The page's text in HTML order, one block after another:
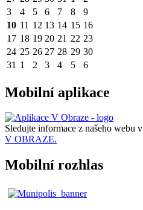
3
4 5 6 7 8
9
10 11 12 13 14 15 16
17 18 19 20 21 22 23
24 25 26 27 28 29 30
31 1 2 3 4 5 6
Mobilní aplikace
Sledujte informace z našeho webu v
V OBRAZE.
Mobilní rozhlas